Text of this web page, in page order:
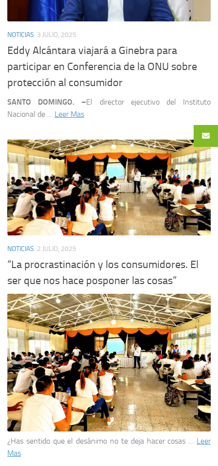
NOTICIAS 3 JULIO, 2025
Eddy Alcántara viajará a Ginebra para
participar en Conferencia de la ONU sobre
protección al consumidor
SANTO DOMINGO. –El director ejecutivo del Instituto
Nacional de … Leer Mas
NOTICIAS 2 JULIO, 2025
“La procrastinación y los consumidores. El
ser que nos hace posponer las cosas”
¿Has sentido que el desánimo no te deja hacer cosas … Leer
Mas